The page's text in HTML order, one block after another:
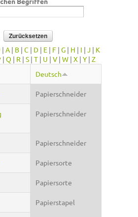
| A | B | C | D | E | F | G | H | I | J | K
| Q | R | S | T | U | V | W | X | Y | Z
Deutsch
Papierschneider
Papierschneider
Papierschneider
Papiersorte
Papiersorte
Papierstapel